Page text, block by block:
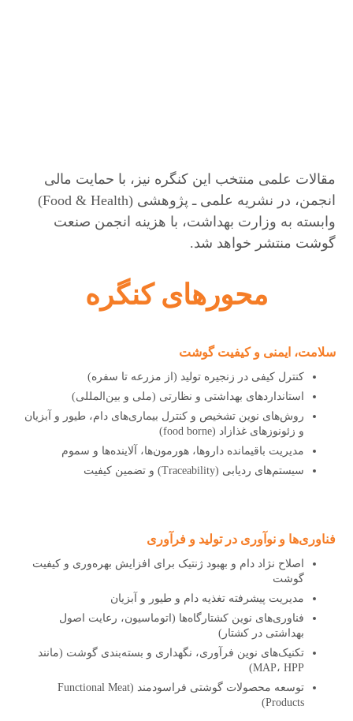
مقالات علمی منتخب این کنگره نیز، با حمایت مالی
انجمن، در نشریه علمی ـ پژوهشی (Food & Health)
وابسته به وزارت بهداشت، با هزینه انجمن صنعت
گوشت منتشر خواهد شد.
محورهای کنگره
سلامت، ایمنی و کیفیت گوشت
کنترل کیفی در زنجیره تولید (از مزرعه تا سفره)
استانداردهای بهداشتی و نظارتی (ملی و بین‌المللی)
روش‌های نوین تشخیص و کنترل بیماری‌های دام، طیور و آبزیان
و زئونوزهای غذازاد (food borne)
مدیریت باقیمانده داروها، هورمون‌ها، آلاینده‌ها و سموم
سیستم‌های ردیابی (Traceability) و تضمین کیفیت
فناوری‌ها و نوآوری در تولید و فرآوری
اصلاح نژاد دام و بهبود ژنتیک برای افزایش بهره‌وری و کیفیت
گوشت
مدیریت پیشرفته تغذیه دام و طیور و آبزیان
فناوری‌های نوین کشتارگاه‌ها (اتوماسیون، رعایت اصول
بهداشتی در کشتار)
تکنیک‌های نوین فرآوری، نگهداری و بسته‌بندی گوشت (مانند
MAP، HPP)
توسعه محصولات گوشتی فراسودمند (Functional Meat
Products)